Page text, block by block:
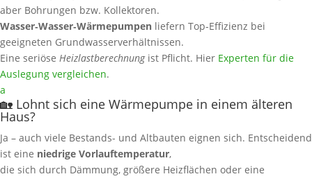
aber Bohrungen bzw. Kollektoren.
Wasser‑Wasser‑Wärmepumpen liefern Top‑Effizienz bei
geeigneten Grundwasserverhältnissen.
Eine seriöse Heizlastberechnungist Pflicht. Hier Experten für die
Auslegung vergleichen.
a
🏡 Lohnt sich eine Wärmepumpe in einem älteren
Haus?
Ja – auch viele Bestands- und Altbauten eignen sich. Entscheidend
ist eine niedrige Vorlauftemperatur,
die sich durch Dämmung, größere Heizflächen oder eine